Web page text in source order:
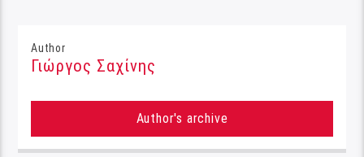
Author
Γιώργος Σαχίνης
Author's archive